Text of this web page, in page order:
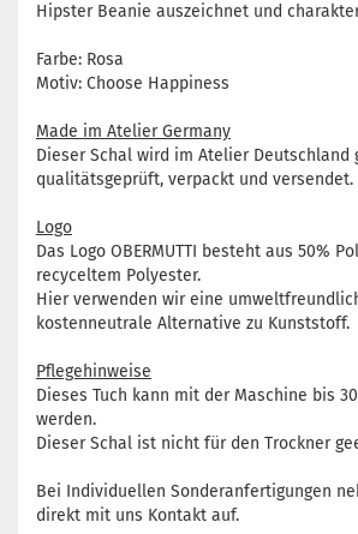
Hipster Beanie auszeichnet und
Farbe: Rosa
Motiv: Choose Happiness
Made im Atelier Germany
Dieser Schal wird im Atelier Deutschland
qualitätsgeprüft, verpackt und versendet.
Logo
Das Logo OBERMUTTI besteht aus 50%
recyceltem Polyester.
Hier verwenden wir eine
kostenneutrale Alternative zu Kunststoff.
Pflegehinweise
Dieses Tuch kann mit der Maschine bis
werden.
Dieser Schal ist nicht für den Trockner
Bei Individuellen Sonderanfertigungen
direkt mit uns Kontakt auf.